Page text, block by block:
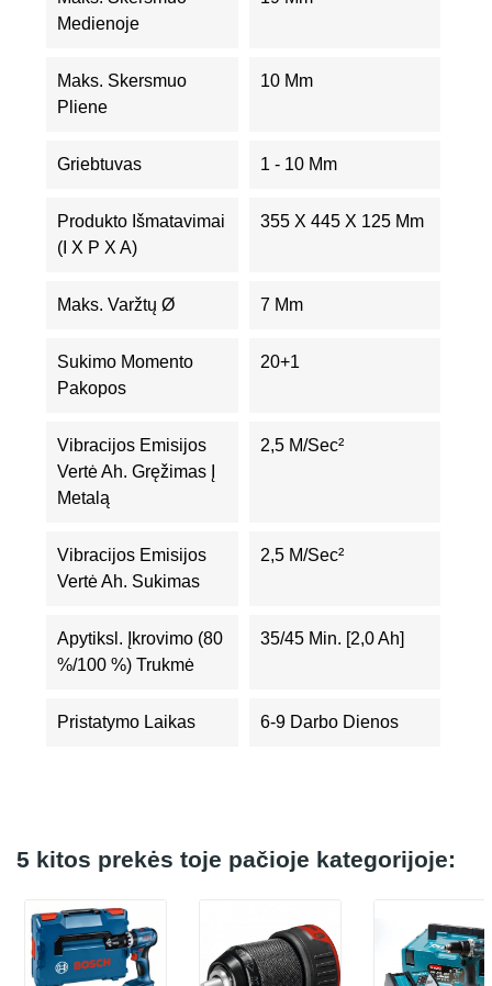
Medienoje
Maks. Skersmuo
Pliene
10 Mm
Griebtuvas 1 - 10 Mm
Produkto Išmatavimai
(I X P X A)
355 X 445 X 125 Mm
Maks. Varžtų Ø 7 Mm
Sukimo Momento
Pakopos
20+1
Vibracijos Emisijos
Vertė Ah. Gręžimas Į
Metalą
2,5 M/sec²
Vibracijos Emisijos
Vertė Ah. Sukimas
2,5 M/sec²
Apytiksl. Įkrovimo (80
%/100 %) Trukmė
35/45 Min. [2,0 Ah]
Pristatymo Laikas 6-9 Darbo Dienos
5 kitos prekės toje pačioje kategorijoje: